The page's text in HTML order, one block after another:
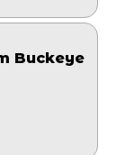
Buckeye